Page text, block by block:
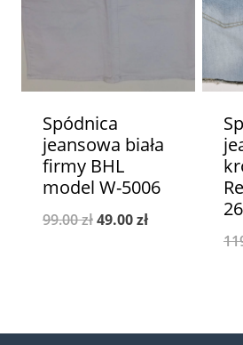
Spódnica
jeansowa biała
firmy BHL
model W-5006
99.00złPierwotna
49.00złAktualna